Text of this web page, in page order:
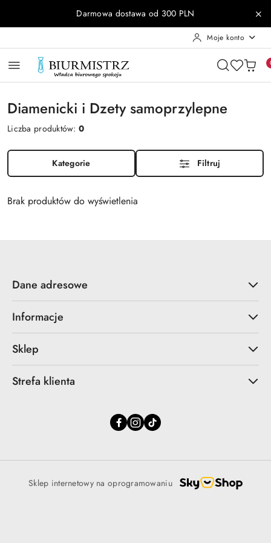
Przejdź do treści głównej
Przejdź do wyszukiwarki
Przejdź do moje konto
Przejdź do menu głównego
Przejdź do stopkiDarmowa dostawa od 300 PLN
Moje konto
Diamenicki i Dzety samoprzylepne
Liczba produktów:0
Kategorie Filtruj
Brak produktów do wyświetlenia
Dane adresowe
Informacje
Sklep
Strefa klienta
Sklep internetowy na oprogramowaniu